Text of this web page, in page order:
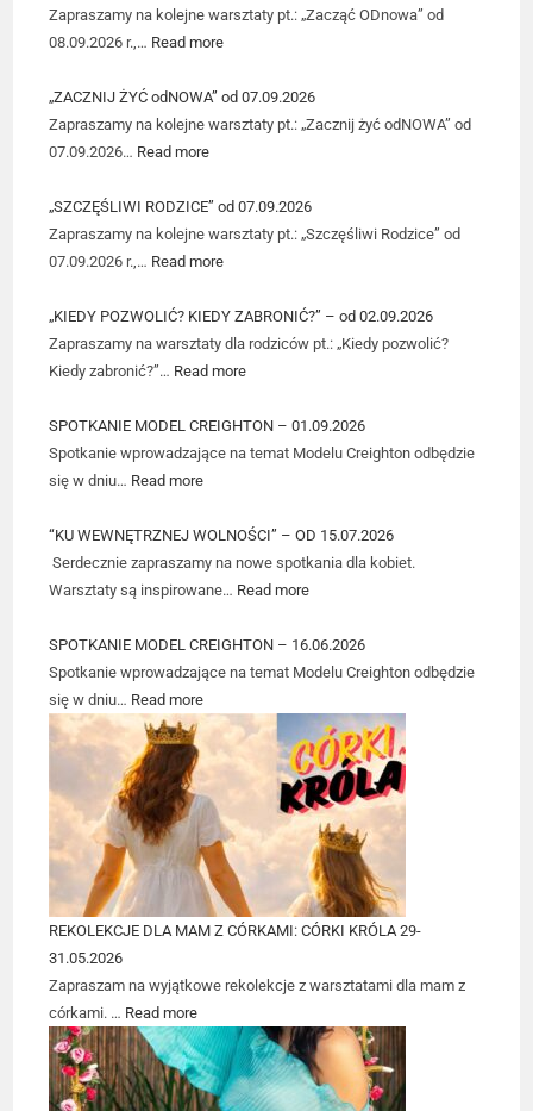
Zapraszamy na kolejne warsztaty pt.: „Zacząć ODnowa” od
08.09.2026 r.,… Read more
„ZACZNIJ ŻYĆ odNOWA” od 07.09.2026
Zapraszamy na kolejne warsztaty pt.: „Zacznij żyć odNOWA” od
07.09.2026… Read more
„SZCZĘŚLIWI RODZICE” od 07.09.2026
Zapraszamy na kolejne warsztaty pt.: „Szczęśliwi Rodzice” od
07.09.2026 r.,… Read more
„KIEDY POZWOLIĆ? KIEDY ZABRONIĆ?” – od 02.09.2026
Zapraszamy na warsztaty dla rodziców pt.: „Kiedy pozwolić?
Kiedy zabronić?”… Read more
SPOTKANIE MODEL CREIGHTON – 01.09.2026
Spotkanie wprowadzające na temat Modelu Creighton odbędzie
się w dniu… Read more
“KU WEWNĘTRZNEJ WOLNOŚCI” – OD 15.07.2026
Serdecznie zapraszamy na nowe spotkania dla kobiet.
Warsztaty są inspirowane… Read more
SPOTKANIE MODEL CREIGHTON – 16.06.2026
Spotkanie wprowadzające na temat Modelu Creighton odbędzie
się w dniu… Read more
REKOLEKCJE DLA MAM Z CÓRKAMI: CÓRKI KRÓLA 29-
31.05.2026
Zapraszam na wyjątkowe rekolekcje z warsztatami dla mam z
córkami. … Read more